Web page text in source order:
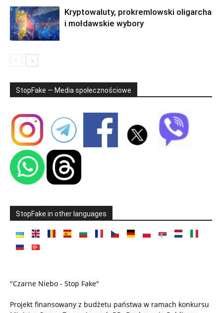
Kryptowaluty, prokremlowski oligarcha
i mołdawskie wybory
StopFake — Media społecznościowe
StopFake in other languages
"Czarne Niebo - Stop Fake"
Projekt finansowany z budżetu państwa w ramach konkursu